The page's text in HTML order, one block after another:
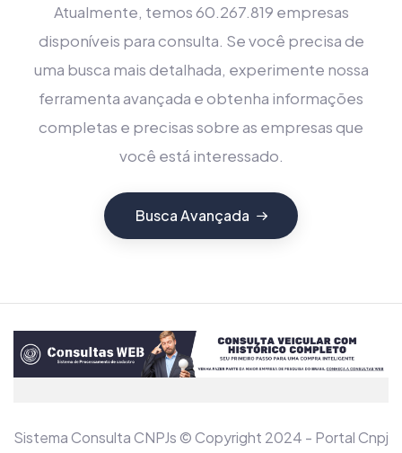
Atualmente, temos 60.267.819 empresas
disponíveis para consulta. Se você precisa de
uma busca mais detalhada, experimente nossa
ferramenta avançada e obtenha informações
completas e precisas sobre as empresas que
você está interessado.
Busca Avançada
Sistema Consulta CNPJs © Copyright 2024 - Portal Cnpj